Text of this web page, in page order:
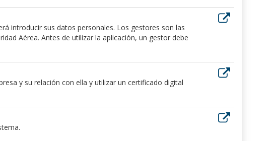
introducir sus datos personales. Los gestores son las
Aérea. Antes de utilizar la aplicación, un gestor debe
y su relación con ella y utilizar un certificado digital